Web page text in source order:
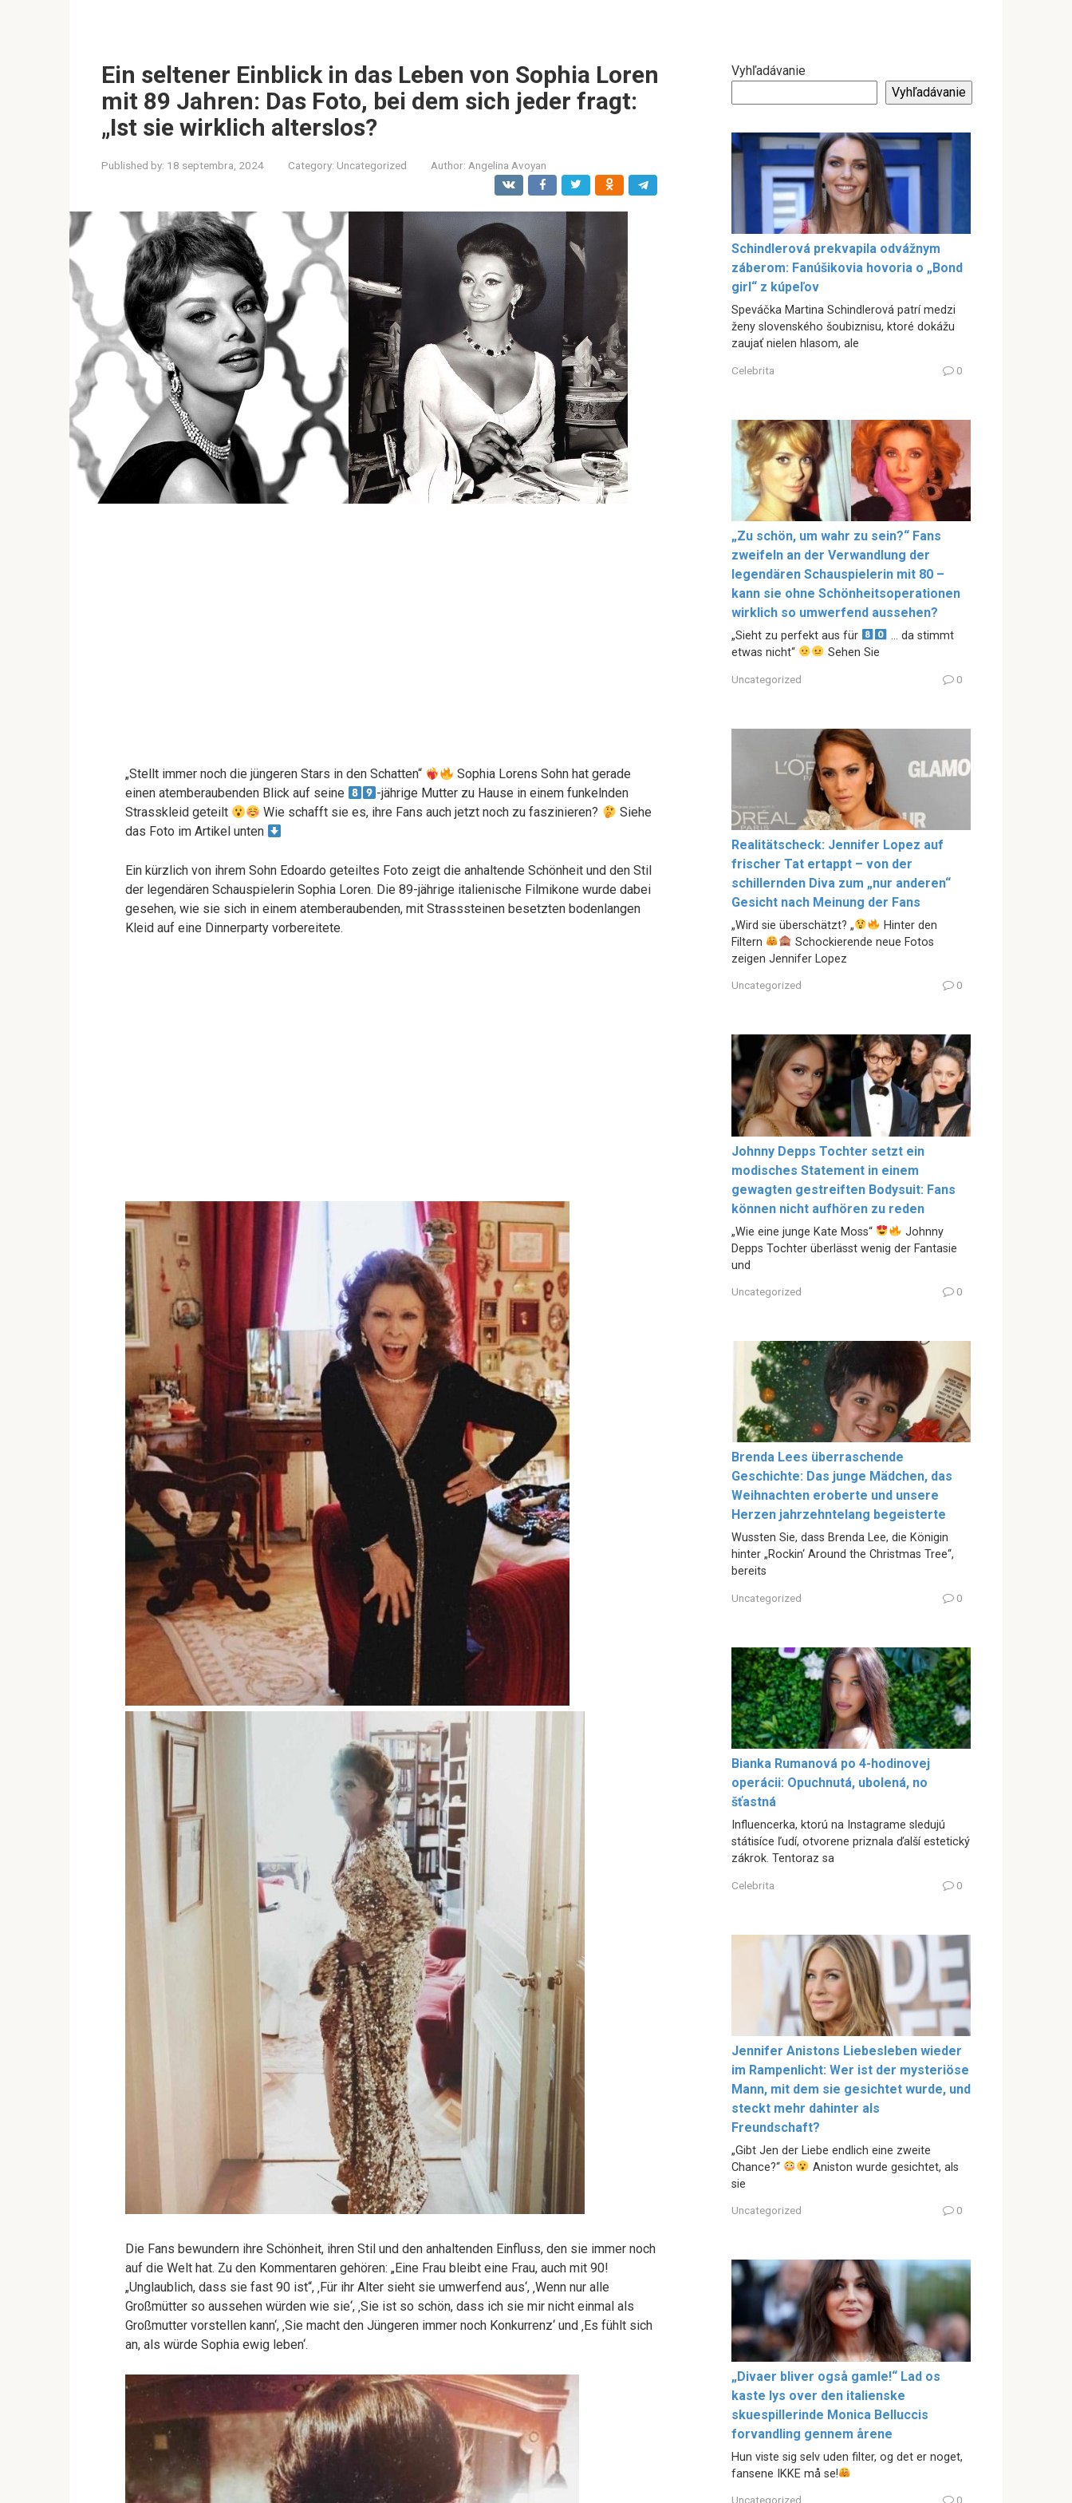
Ein seltener Einblick in das Leben von Sophia Loren
mit 89 Jahren: Das Foto, bei dem sich jeder fragt:
„Ist sie wirklich alterslos?
Published by: 18 septembra, 2024 Category: Uncategorized Author: Angelina Avoyan
„Stellt immer noch die jüngeren Stars in den Schatten“
Sophia Lorens Sohn hat gerade
einen atemberaubenden Blick auf seine
-jährige Mutter zu Hause in einem funkelnden
Strasskleid geteilt
Wie schafft sie es, ihre Fans auch jetzt noch zu faszinieren?
Siehe
das Foto im Artikel unten
Ein kürzlich von ihrem Sohn Edoardo geteiltes Foto zeigt die anhaltende Schönheit und den Stil
der legendären Schauspielerin Sophia Loren. Die 89-jährige italienische Filmikone wurde dabei
gesehen, wie sie sich in einem atemberaubenden, mit Strasssteinen besetzten bodenlangen
Kleid auf eine Dinnerparty vorbereitete.
Die Fans bewundern ihre Schönheit, ihren Stil und den anhaltenden Einfluss, den sie immer noch
auf die Welt hat. Zu den Kommentaren gehören: „Eine Frau bleibt eine Frau, auch mit 90!
„Unglaublich, dass sie fast 90 ist“, ‚Für ihr Alter sieht sie umwerfend aus‘, ‚Wenn nur alle
Großmütter so aussehen würden wie sie‘, ‚Sie ist so schön, dass ich sie mir nicht einmal als
Großmutter vorstellen kann‘, ‚Sie macht den Jüngeren immer noch Konkurrenz‘ und ‚Es fühlt sich
an, als würde Sophia ewig leben‘.
Vyhľadávanie
Vyhľadávanie
Schindlerová prekvapila odvážnym
záberom: Fanúšikovia hovoria o „Bond
girl“ z kúpeľov
Speváčka Martina Schindlerová patrí medzi
ženy slovenského šoubiznisu, ktoré dokážu
zaujať nielen hlasom, ale
Celebrita 0
„Zu schön, um wahr zu sein?“ Fans
zweifeln an der Verwandlung der
legendären Schauspielerin mit 80 –
kann sie ohne Schönheitsoperationen
wirklich so umwerfend aussehen?
„Sieht zu perfekt aus für
… da stimmt
etwas nicht“
Sehen Sie
Uncategorized 0
Realitätscheck: Jennifer Lopez auf
frischer Tat ertappt – von der
schillernden Diva zum „nur anderen“
Gesicht nach Meinung der Fans
„Wird sie überschätzt? „
Hinter den
Filtern
Schockierende neue Fotos
zeigen Jennifer Lopez
Uncategorized 0
Johnny Depps Tochter setzt ein
modisches Statement in einem
gewagten gestreiften Bodysuit: Fans
können nicht aufhören zu reden
„Wie eine junge Kate Moss“
Johnny
Depps Tochter überlässt wenig der Fantasie
und
Uncategorized 0
Brenda Lees überraschende
Geschichte: Das junge Mädchen, das
Weihnachten eroberte und unsere
Herzen jahrzehntelang begeisterte
Wussten Sie, dass Brenda Lee, die Königin
hinter „Rockin‘ Around the Christmas Tree“,
bereits
Uncategorized 0
Bianka Rumanová po 4-hodinovej
operácii: Opuchnutá, ubolená, no
šťastná
Influencerka, ktorú na Instagrame sledujú
státisíce ľudí, otvorene priznala ďalší estetický
zákrok. Tentoraz sa
Celebrita 0
Jennifer Anistons Liebesleben wieder
im Rampenlicht: Wer ist der mysteriöse
Mann, mit dem sie gesichtet wurde, und
steckt mehr dahinter als
Freundschaft?
„Gibt Jen der Liebe endlich eine zweite
Chance?“
Aniston wurde gesichtet, als
sie
Uncategorized 0
„Divaer bliver også gamle!“ Lad os
kaste lys over den italienske
skuespillerinde Monica Belluccis
forvandling gennem årene
Hun viste sig selv uden filter, og det er noget,
fansene IKKE må se!
Uncategorized 0